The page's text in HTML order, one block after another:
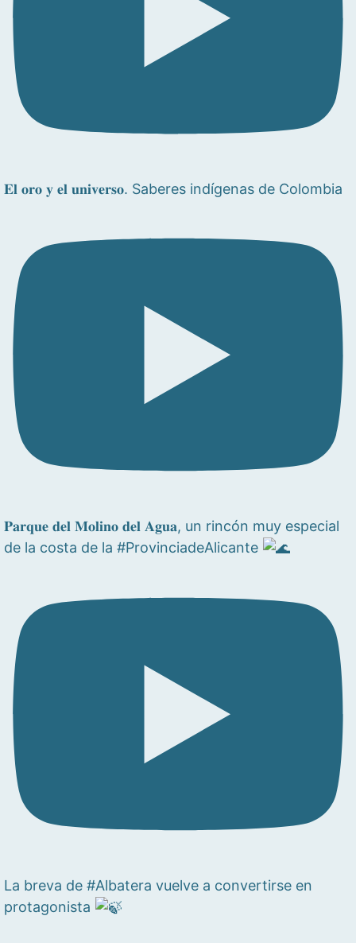
𝐄𝐥 𝐨𝐫𝐨 𝐲 𝐞𝐥 𝐮𝐧𝐢𝐯𝐞𝐫𝐬𝐨. Saberes indígenas de Colombia
𝐏𝐚𝐫𝐪𝐮𝐞 𝐝𝐞𝐥 𝐌𝐨𝐥𝐢𝐧𝐨 𝐝𝐞𝐥 𝐀𝐠𝐮𝐚, un rincón muy especial
de la costa de la #ProvinciadeAlicante
La breva de #Albatera vuelve a convertirse en
protagonista